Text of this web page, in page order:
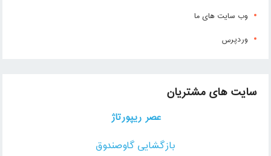
وب سایت های ما
وردپرس
سایت های مشتریان
عصر ریپورتاژ
بازگشایی گاوصندوق